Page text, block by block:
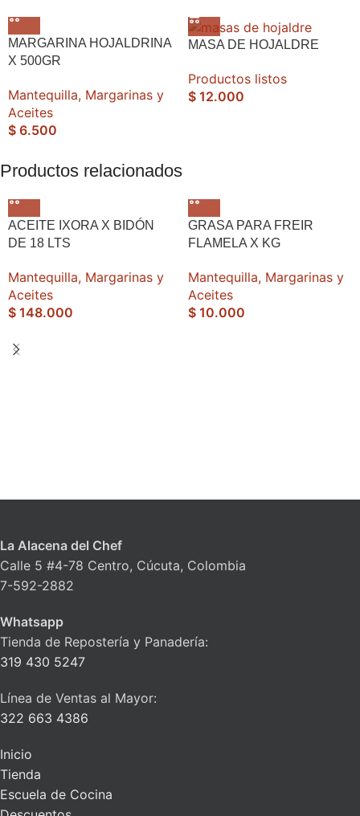
MARGARINA HOJALDRINA
X 500GR
Mantequilla, Margarinas y
Aceites
$ 6.500
MASA DE HOJALDRE
Productos listos
$ 12.000
Productos relacionados
ACEITE IXORA X BIDÓN
DE 18 LTS
Mantequilla, Margarinas y
Aceites
$ 148.000
GRASA PARA FREIR
FLAMELA X KG
Mantequilla, Margarinas y
Aceites
$ 10.000
La Alacena del Chef
Calle 5 #4-78 Centro, Cúcuta, Colombia
7-592-2882
Whatsapp
Tienda de Repostería y Panadería:
319 430 5247
Línea de Ventas al Mayor:
322 663 4386
Inicio
Tienda
Escuela de Cocina